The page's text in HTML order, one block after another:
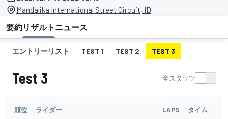
Mandalika International Street Circuit, ID
要約リザルト ニュース
エントリーリスト TEST 1 TEST 2 TEST 3
Test 3 全スタッツ
順位 ライダー LAPS タイム